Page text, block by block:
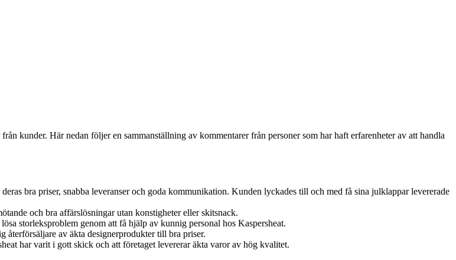
kunder. Här nedan följer en sammanställning av kommentarer från personer som har haft erfarenheter av att handla
bra priser, snabba leveranser och goda kommunikation. Kunden lyckades till och med få sina julklappar levererade
och bra affärslösningar utan konstigheter eller skitsnack.
storleksproblem genom att få hjälp av kunnig personal hos Kaspersheat.
återförsäljare av äkta designerprodukter till bra priser.
har varit i gott skick och att företaget levererar äkta varor av hög kvalitet.